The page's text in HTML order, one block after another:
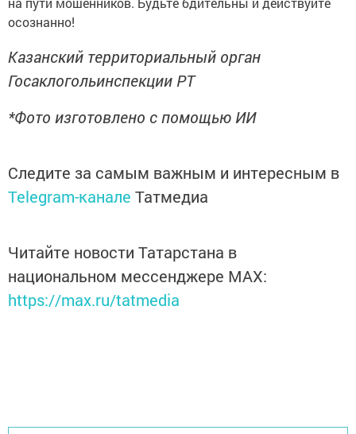
осознанно!
Казанский территориальный орган
Госаклогольинспекции РТ
*Фото изготовлено с помощью ИИ
Следите за самым важным и интересным в
Telegram-канале Татмедиа
Читайте новости Татарстана в
национальном мессенджере MАХ:
https://max.ru/tatmedia